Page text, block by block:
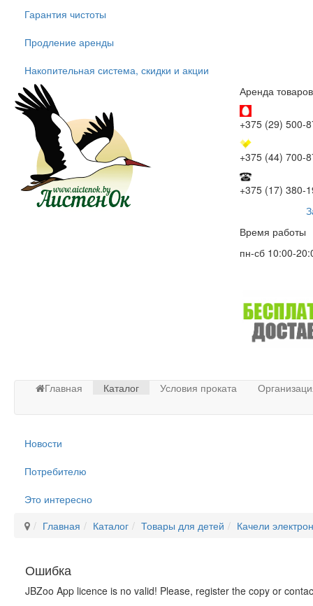
Гарантия чистоты
Продление аренды
Накопительная система, скидки и акции
Аренда
+375 (29) 500-
+375 (44) 700-
+375 (17) 380-
Время работы
пн-сб 10:00-
Главная Каталог Условия проката
Новости
Потребителю
Это интересно
Главная
Каталог Товары для детей Качели
Ошибка
JBZoo App licence is no valid! Please, register the copy or